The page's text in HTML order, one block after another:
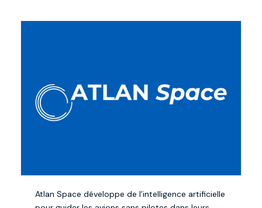
Atlan Space développe de l’intelligence artificielle